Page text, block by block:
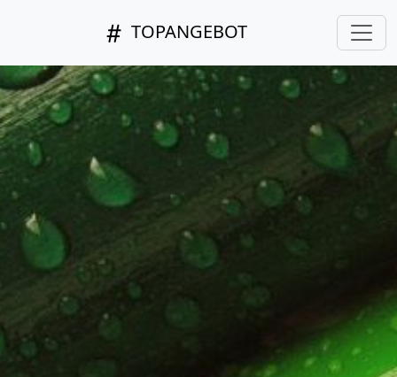
TOPANGEBOT